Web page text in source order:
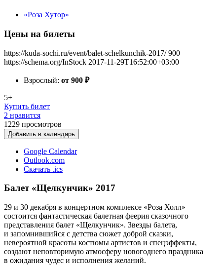
«Роза Хутор»
Цены на билеты
https://kuda-sochi.ru/event/balet-schelkunchik-2017/ 900
https://schema.org/InStock 2017-11-29T16:52:00+03:00
Взрослый: от 900 ₽
5+
Купить билет
2 нравится
1229 просмотров
Добавить в календарь
Google Calendar
Outlook.com
Скачать .ics
Балет «Щелкунчик» 2017
29 и 30 декабря в концертном комплексе «Роза Холл»
состоится фантастическая балетная феерия сказочного
представления балет «Щелкунчик». Звезды балета,
и запомнившийся с детства сюжет доброй сказки,
невероятной красоты костюмы артистов и спецэффекты,
создают неповторимую атмосферу новогоднего праздника
в ожидания чудес и исполнения желаний.